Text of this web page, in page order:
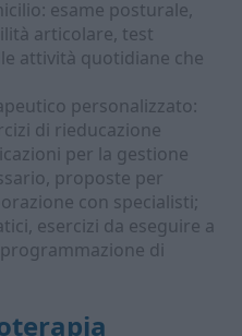
esame posturale,
articolare, test
attività quotidiane che
personalizzato:
di rieducazione
per la gestione
proposte per
con specialisti;
esercizi da eseguire a
di